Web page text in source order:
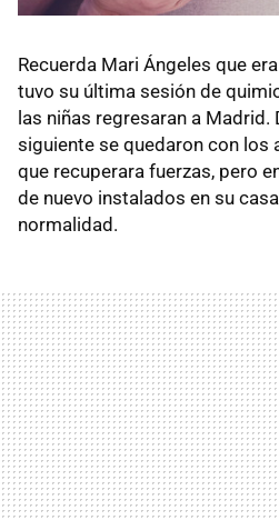
Recuerda Mari Ángeles que
tuvo su última sesión de
las niñas regresaran a Madrid.
siguiente se quedaron con los
que recuperara fuerzas, pero
de nuevo instalados en su
normalidad.